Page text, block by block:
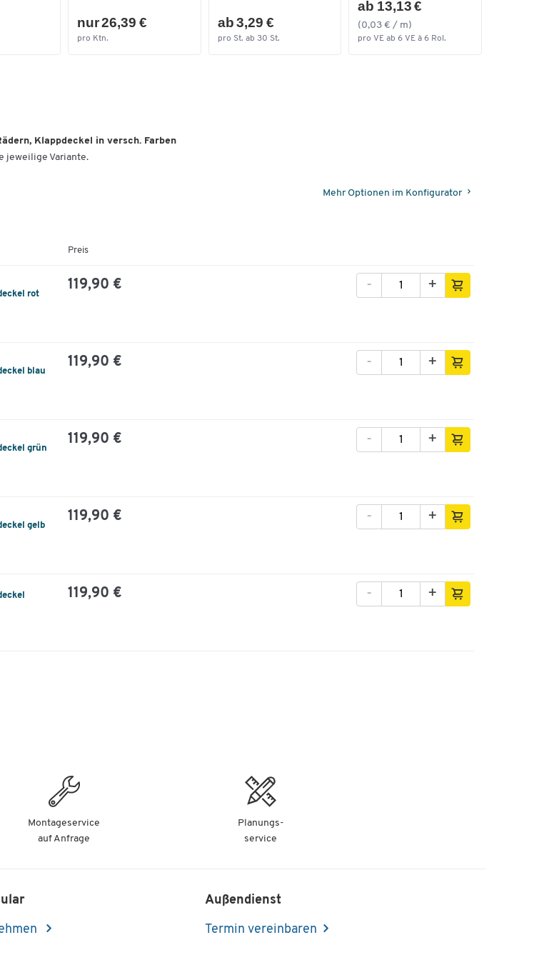
nur 26,39 €
pro Ktn.
ab 3,29 €
pro St. ab 30 St.
ab 13,13 €
(0,03 € / m)
pro VE ab 6 VE à 6 Rol.
Klappdeckel in versch. Farben
jeweilige Variante.
Mehr Optionen im Konfigurator
Preis
rot
119,90 € +
-
blau
119,90 € +
-
grün
119,90 € +
-
gelb
119,90 € +
-
119,90 € +
-
Montageservice
auf Anfrage
Planungs-
service
Außendienst
Termin vereinbaren